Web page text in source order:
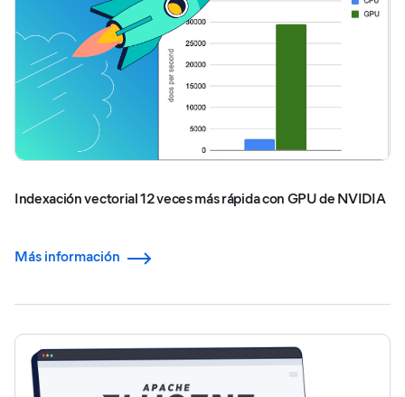
Indexación vectorial 12 veces más rápida con GPU de NVIDIA
Más información